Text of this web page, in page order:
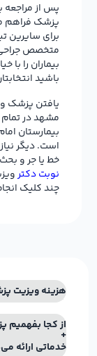
پس از مراجعه
پزشک فراهم
برای سایرین
متخصص
بیماران را
باشید
یافتن پزشک
مشهد در تمام
بیمارستان
است. دیگر
خط یا جر و
نوبت دکتر
چند کلیک
هزینه ویزیت
از کجا
خدماتی ارائه